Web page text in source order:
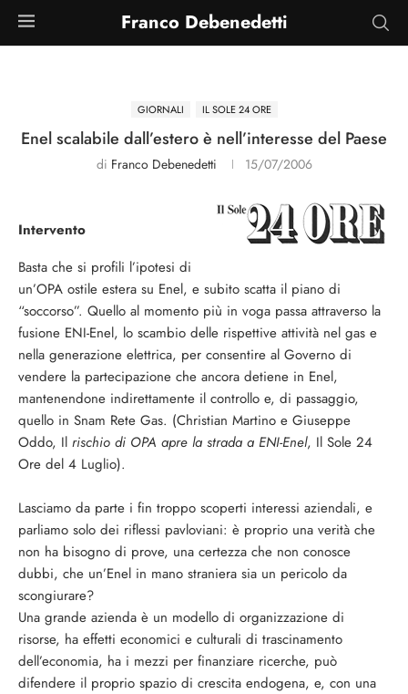
Franco Debenedetti
GIORNALI IL SOLE 24 ORE
Enel scalabile dall’estero è nell’interesse del Paese
di Franco Debenedetti 15/07/2006
Intervento
Basta che si profili l’ipotesi di
un’OPA ostile estera su Enel, e subito scatta il piano di
“soccorso”. Quello al momento più in voga passa attraverso la
fusione ENI-Enel, lo scambio delle rispettive attività nel gas e
nella generazione elettrica, per consentire al Governo di
vendere la partecipazione che ancora detiene in Enel,
mantenendone indirettamente il controllo e, di passaggio,
quello in Snam Rete Gas. (Christian Martino e Giuseppe
Oddo, Il rischio di OPA apre la strada a ENI-Enel, Il Sole 24
Ore del 4 Luglio).
Lasciamo da parte i fin troppo scoperti interessi aziendali, e
parliamo solo dei riflessi pavloviani: è proprio una verità che
non ha bisogno di prove, una certezza che non conosce
dubbi, che un’Enel in mano straniera sia un pericolo da
scongiurare?
Una grande azienda è un modello di organizzazione di
risorse, ha effetti economici e culturali di trascinamento
dell’economia, ha i mezzi per finanziare ricerche, può
difendere il proprio spazio di crescita endogena, e, con una